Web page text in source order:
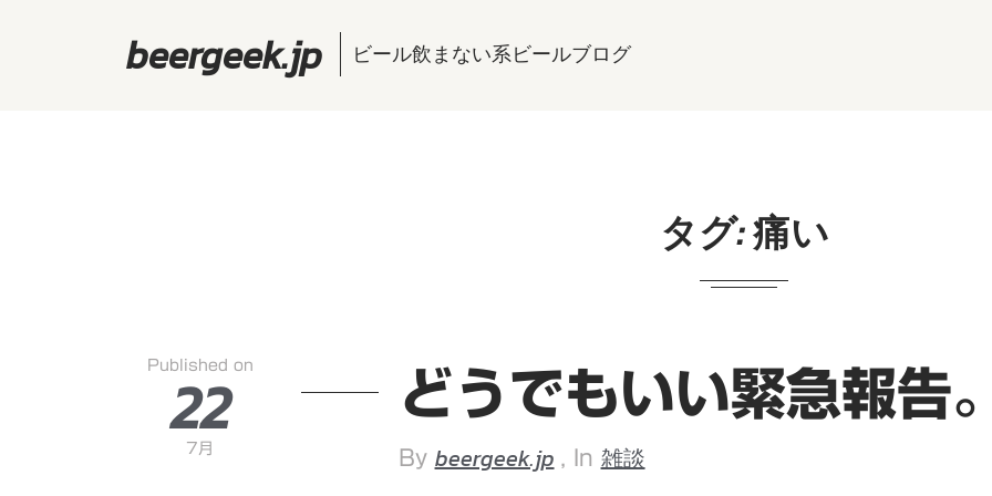
beergeek.jp ビール飲まない系ビールブログ
タグ:痛い
Published on
22
7月
どうでもいい緊急報告
By beergeek.jp , In 雑談